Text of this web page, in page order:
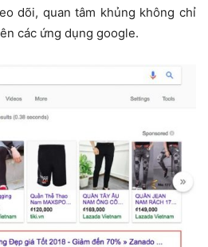
dõi, quan tâm khủng không chỉ
các ứng dụng google.